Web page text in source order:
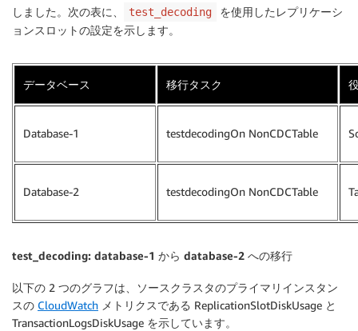
しました。次の表に、 test_decoding
を使用したレプリケーシ
ョンスロットの設定を示します。
データベース 移行タスク
Database-1 testdecodingOn NonCDCTable
Database-2 testdecodingOn NonCDCTable
test_decoding: database-1 から database-2 への移行
以下の 2 つのグラフは、ソースクラスタのプライマリインスタン
スの CloudWatch メトリクスである ReplicationSlotDiskUsage と
TransactionLogsDiskUsage を示しています。